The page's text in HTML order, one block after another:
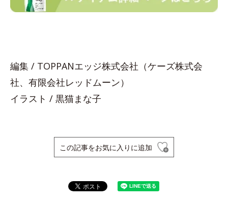
編集 / TOPPANエッジ株式会社（ケーズ株式会
社、有限会社レッドムーン）
イラスト / 黒猫まな子
この記事をお気に入りに追加